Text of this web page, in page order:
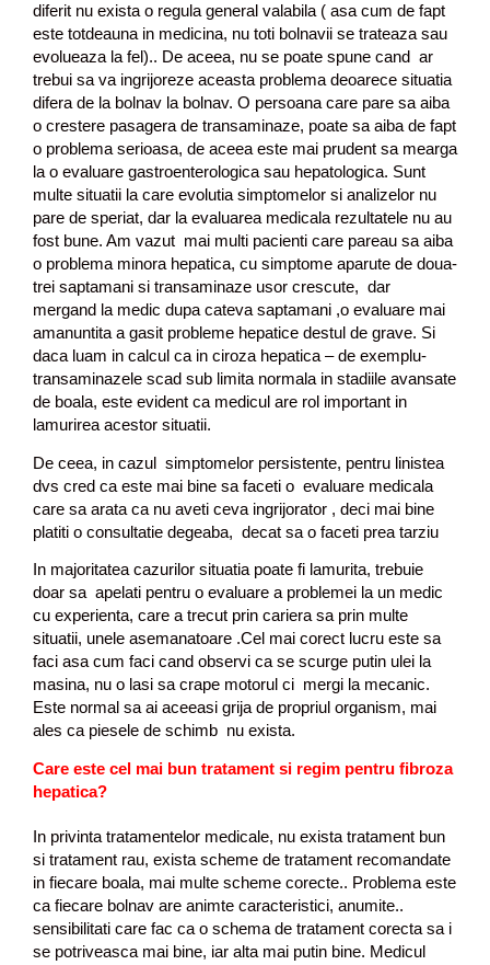
diferit nu exista o regula general valabila ( asa cum de fapt
este totdeauna in medicina, nu toti bolnavii se trateaza sau
evolueaza la fel).. De aceea, nu se poate spune cand ar
trebui sa va ingrijoreze aceasta problema deoarece situatia
difera de la bolnav la bolnav. O persoana care pare sa aiba
o crestere pasagera de transaminaze, poate sa aiba de fapt
o problema serioasa, de aceea este mai prudent sa mearga
la o evaluare gastroenterologica sau hepatologica. Sunt
multe situatii la care evolutia simptomelor si analizelor nu
pare de speriat, dar la evaluarea medicala rezultatele nu au
fost bune. Am vazut mai multi pacienti care pareau sa aiba
o problema minora hepatica, cu simptome aparute de doua-
trei saptamani si transaminaze usor crescute, dar
mergand la medic dupa cateva saptamani ,o evaluare mai
amanuntita a gasit probleme hepatice destul de grave. Si
daca luam in calcul ca in ciroza hepatica – de exemplu-
transaminazele scad sub limita normala in stadiile avansate
de boala, este evident ca medicul are rol important in
lamurirea acestor situatii.
De ceea, in cazul simptomelor persistente, pentru linistea
dvs cred ca este mai bine sa faceti o evaluare medicala
care sa arata ca nu aveti ceva ingrijorator , deci mai bine
platiti o consultatie degeaba, decat sa o faceti prea tarziu
In majoritatea cazurilor situatia poate fi lamurita, trebuie
doar sa apelati pentru o evaluare a problemei la un medic
cu experienta, care a trecut prin cariera sa prin multe
situatii, unele asemanatoare .Cel mai corect lucru este sa
faci asa cum faci cand observi ca se scurge putin ulei la
masina, nu o lasi sa crape motorul ci mergi la mecanic.
Este normal sa ai aceeasi grija de propriul organism, mai
ales ca piesele de schimb nu exista.
Care este cel mai bun tratament si regim pentru fibroza
hepatica?
In privinta tratamentelor medicale, nu exista tratament bun
si tratament rau, exista scheme de tratament recomandate
in fiecare boala, mai multe scheme corecte.. Problema este
ca fiecare bolnav are animte caracteristici, anumite..
sensibilitati care fac ca o schema de tratament corecta sa i
se potriveasca mai bine, iar alta mai putin bine. Medicul